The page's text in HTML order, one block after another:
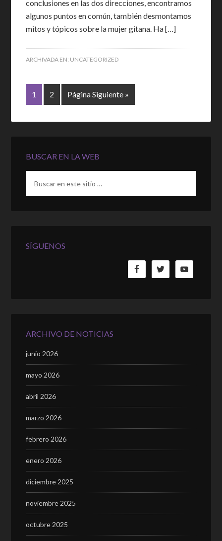
conclusiones en las dos direcciones, encontramos
algunos puntos en común, también desmontamos
mitos y tópicos sobre la mujer gitana. Ha […]
ARCHIVADA EN: UNCATEGORIZED
1 2 Página Siguiente »
BUSCAR EN LA WEB
SÍGUENOS
ARCHIVO DE NOTICIAS
junio 2026
mayo 2026
abril 2026
marzo 2026
febrero 2026
enero 2026
diciembre 2025
noviembre 2025
octubre 2025